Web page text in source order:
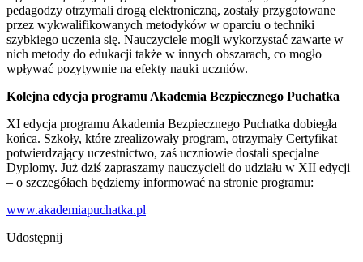
pedagodzy otrzymali drogą elektroniczną, zostały przygotowane
przez wykwalifikowanych metodyków w oparciu o techniki
szybkiego uczenia się. Nauczyciele mogli wykorzystać zawarte w
nich metody do edukacji także w innych obszarach, co mogło
wpływać pozytywnie na efekty nauki uczniów.
Kolejna edycja programu Akademia Bezpiecznego Puchatka
XI edycja programu Akademia Bezpiecznego Puchatka dobiegła
końca. Szkoły, które zrealizowały program, otrzymały Certyfikat
potwierdzający uczestnictwo, zaś uczniowie dostali specjalne
Dyplomy. Już dziś zapraszamy nauczycieli do udziału w XII edycji
– o szczegółach będziemy informować na stronie programu:
www.akademiapuchatka.pl
Udostępnij